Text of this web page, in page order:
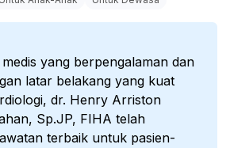
yang berpengalaman dan
latar belakang yang kuat
dr. Henry Arriston
Sp.JP, FIHA telah
terbaik untuk pasien-